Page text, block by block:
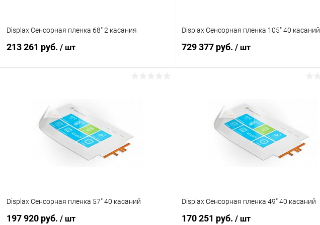
Displax Сенсорная пленка 68" 2 касания
213 261 руб. / шт
Купить в 1 клик
В избранное Под заказ
Displax Сенсорная пленка 105" 40 касаний
729 377 руб. / шт
Купить в 1 клик
В избранное Под заказ
Displax Сенсорная пленка 57" 40 касаний
197 920 руб. / шт
Displax Сенсорная пленка 49" 40 касаний
170 251 руб. / шт